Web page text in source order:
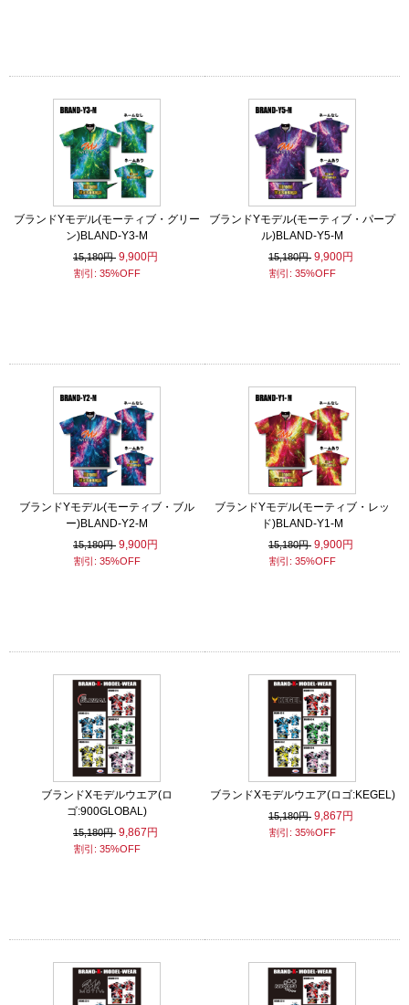
ブランドYモデル(モーティブ・グリー
ン)BLAND-Y3-M
15,180円 9,900円
割引: 35%OFF
ブランドYモデル(モーティブ・パープ
ル)BLAND-Y5-M
15,180円 9,900円
割引: 35%OFF
ブランドYモデル(モーティブ・ブル
ー)BLAND-Y2-M
15,180円 9,900円
割引: 35%OFF
ブランドYモデル(モーティブ・レッ
ド)BLAND-Y1-M
15,180円 9,900円
割引: 35%OFF
ブランドXモデルウエア(ロ
ゴ:900GLOBAL)
15,180円 9,867円
割引: 35%OFF
ブランドXモデルウエア(ロゴ:KEGEL)
15,180円 9,867円
割引: 35%OFF